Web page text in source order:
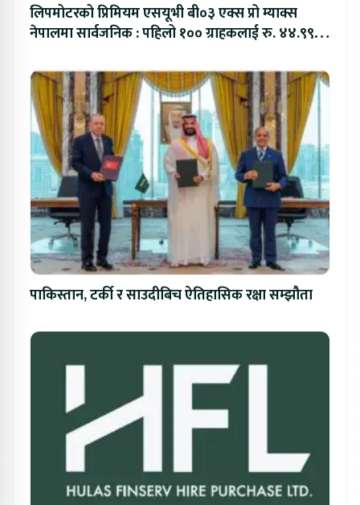
लिपमोटरको प्रिमियम एसयूभी बी०३ एक्स प्रो म्याक्स
नेपालमा सार्वजनिक : पहिलो १०० ग्राहकलाई रु. ४४.९९
पाकिस्तान, टर्की र साउदीबिच ऐतिहासिक रक्षा सम्झौता